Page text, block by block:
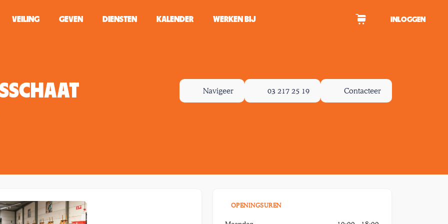
VEILING GEVEN DIENSTEN KALENDER WERKEN BIJ INLOGGEN
Navigeer 03 217 25 19 Contacteer
OPENINGSUREN